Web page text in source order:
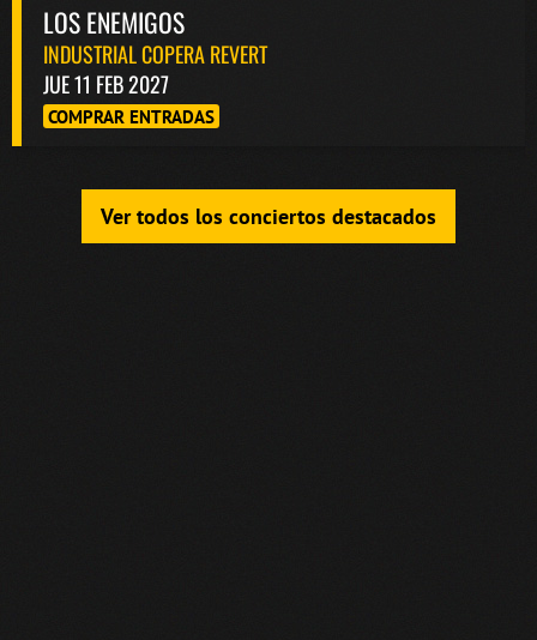
LOS ENEMIGOS
INDUSTRIAL COPERA REVERT
JUE 11 FEB 2027
COMPRAR ENTRADAS
Ver todos los conciertos destacados